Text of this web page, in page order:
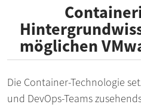
möglichen
Die Container-Technologie
und DevOps-Teams